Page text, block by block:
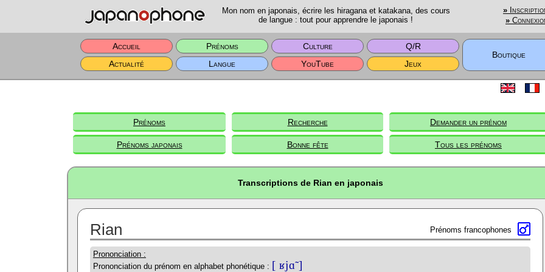
Mon nom en japonais, écrire les hiragana et katakana, des cours
de langue : tout pour apprendre le japonais !
»
»
Accueil Prénoms Culture
Q/R
Boutique
Actualité
Langue YouTube Jeux
Prénoms Recherche Demander un prénom
Prénoms japonais Bonne fête Tous les prénoms
Transcriptions de Rian en japonais
Rian Prénoms francophones
Prononciation :
Prononciation du prénom en alphabet phonétique : [ ʁjɑ̃ ]